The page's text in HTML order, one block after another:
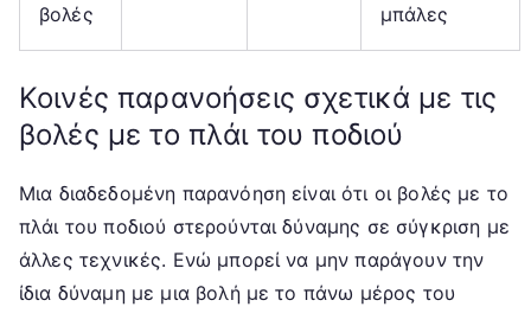
βολές
μπάλες
Κοινές παρανοήσεις σχετικά με τις
βολές με το πλάι του ποδιού
Μια διαδεδομένη παρανόηση είναι ότι οι βολές με το
πλάι του ποδιού στερούνται δύναμης σε σύγκριση με
άλλες τεχνικές. Ενώ μπορεί να μην παράγουν την
ίδια δύναμη με μια βολή με το πάνω μέρος του